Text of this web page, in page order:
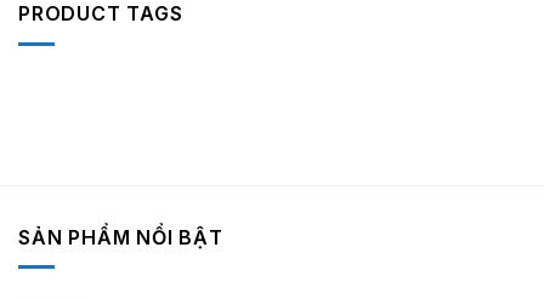
PRODUCT TAGS
SẢN PHẨM NỔI BẬT